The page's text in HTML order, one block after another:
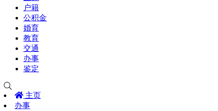
户籍
公积金
婚育
教育
交通
办事
鉴定
主页
办事